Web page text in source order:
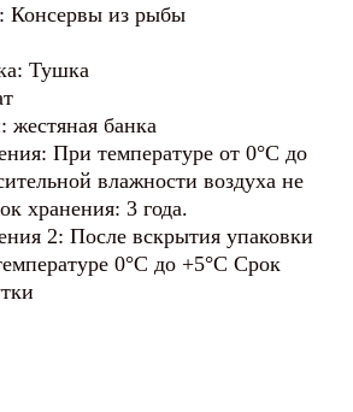
Консервы из рыбы
Тушка
жестяная банка
При температуре от 0°С до
влажности воздуха не
хранения: 3 года.
2: После вскрытия упаковки
0°С до +5°С Срок